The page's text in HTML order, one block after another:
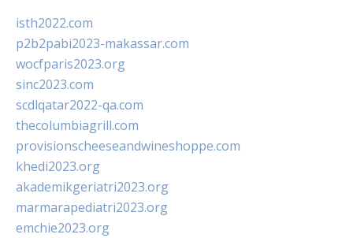
isth2022.com
p2b2pabi2023-makassar.com
wocfparis2023.org
sinc2023.com
scdlqatar2022-qa.com
thecolumbiagrill.com
provisionscheeseandwineshoppe.com
khedi2023.org
akademikgeriatri2023.org
marmarapediatri2023.org
emchie2023.org